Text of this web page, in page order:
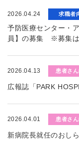
2026.04.24 求職者
予防医療センター・
員】の募集 ※募集は
2026.04.13 患者さ
広報誌「PARK
2026.04.01 患者さ
新病院長就任のおし